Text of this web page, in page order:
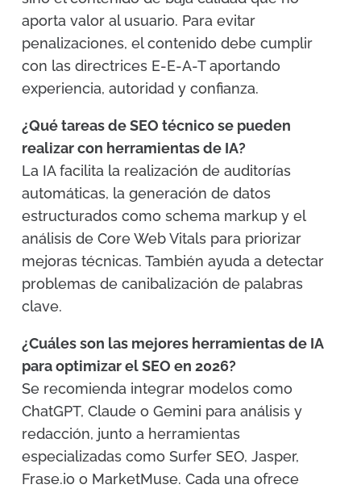
aporta valor al usuario. Para evitar
penalizaciones, el contenido debe cumplir
con las directrices E-E-A-T aportando
experiencia, autoridad y confianza.
¿Qué tareas de SEO técnico se pueden
realizar con herramientas de IA?
La IA facilita la realización de auditorías
automáticas, la generación de datos
estructurados como schema markup y el
análisis de Core Web Vitals para priorizar
mejoras técnicas. También ayuda a detectar
problemas de canibalización de palabras
clave.
¿Cuáles son las mejores herramientas de IA
para optimizar el SEO en 2026?
Se recomienda integrar modelos como
ChatGPT, Claude o Gemini para análisis y
redacción, junto a herramientas
especializadas como Surfer SEO, Jasper,
Frase.io o MarketMuse. Cada una ofrece